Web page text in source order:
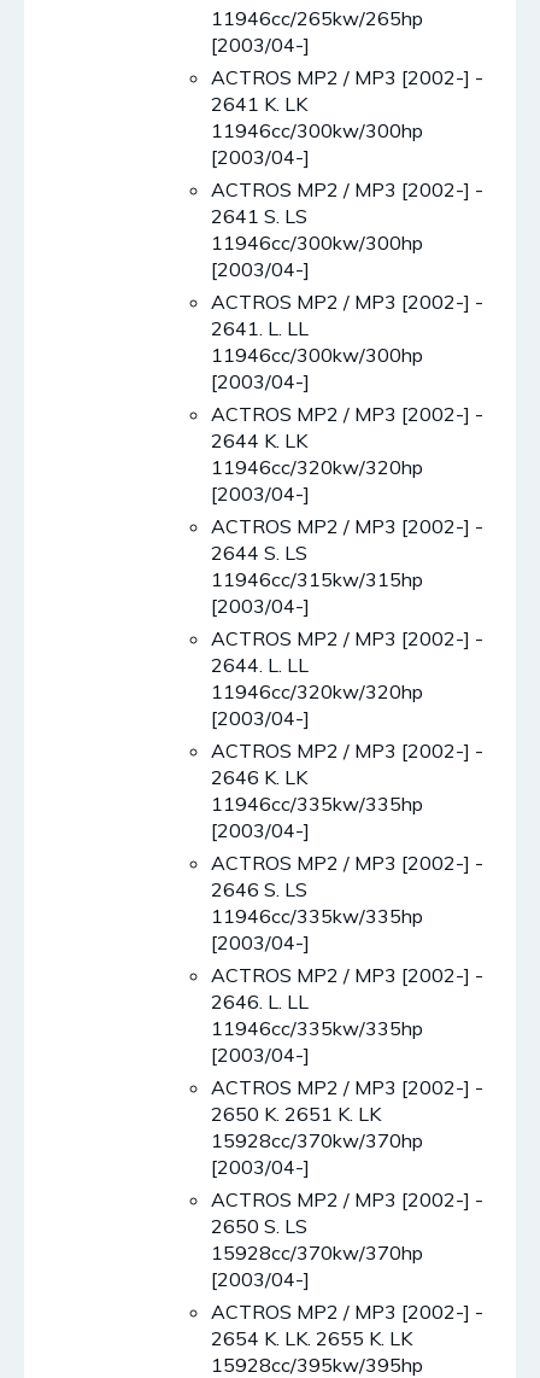
11946cc/265kw/265hp
[2003/04-]
ACTROS MP2 / MP3 [2002-] -
2641 K. LK
11946cc/300kw/300hp
[2003/04-]
ACTROS MP2 / MP3 [2002-] -
2641 S. LS
11946cc/300kw/300hp
[2003/04-]
ACTROS MP2 / MP3 [2002-] -
2641. L. LL
11946cc/300kw/300hp
[2003/04-]
ACTROS MP2 / MP3 [2002-] -
2644 K. LK
11946cc/320kw/320hp
[2003/04-]
ACTROS MP2 / MP3 [2002-] -
2644 S. LS
11946cc/315kw/315hp
[2003/04-]
ACTROS MP2 / MP3 [2002-] -
2644. L. LL
11946cc/320kw/320hp
[2003/04-]
ACTROS MP2 / MP3 [2002-] -
2646 K. LK
11946cc/335kw/335hp
[2003/04-]
ACTROS MP2 / MP3 [2002-] -
2646 S. LS
11946cc/335kw/335hp
[2003/04-]
ACTROS MP2 / MP3 [2002-] -
2646. L. LL
11946cc/335kw/335hp
[2003/04-]
ACTROS MP2 / MP3 [2002-] -
2650 K. 2651 K. LK
15928cc/370kw/370hp
[2003/04-]
ACTROS MP2 / MP3 [2002-] -
2650 S. LS
15928cc/370kw/370hp
[2003/04-]
ACTROS MP2 / MP3 [2002-] -
2654 K. LK. 2655 K. LK
15928cc/395kw/395hp